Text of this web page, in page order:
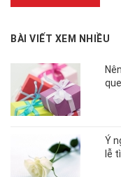
BÀI VIẾT XEM NHIỀU
Ý
lễ